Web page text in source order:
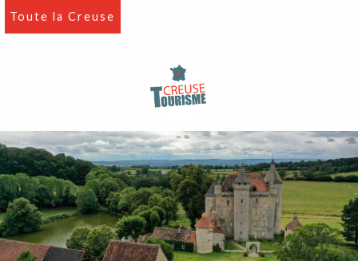
Aller
Toute la Creuse